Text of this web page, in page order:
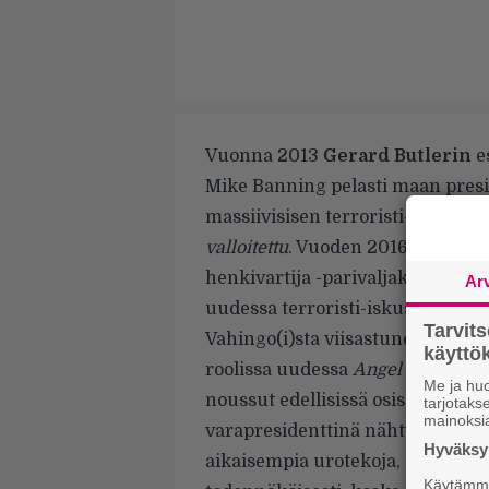
Vuonna 2013 Gerard Butlerin
Mike Banning pelasti maan
massiivisisen terroristi-iskun
valloitettu. Vuoden 2016
henkivartija -parivaljakko
uudessa terroristi-iskussa.
Vahingo(i)sta viisastuneena
roolissa uudessa Angel Has Fallen
noussut edellisissä osissa
varapresidenttinä nähty
aikaisempia urotekoja, eikä
Me ja